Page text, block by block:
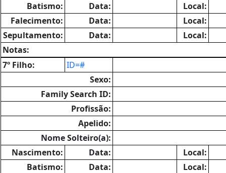
Batismo:
Data:
Local:
Falecimento:
Data:
Local:
Sepultamento:
Data:
Local:
Notas:
7º Filho:
ID=#
Sexo:
Family Search ID:
Profissão:
Apelido:
Nome Solteiro(a):
Nascimento:
Data:
Local:
Batismo:
Data:
Local: